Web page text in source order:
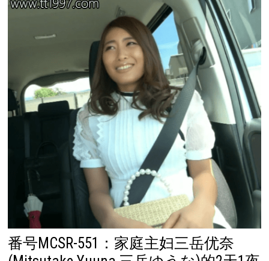
番号MCSR-551：家庭主妇三岳优奈